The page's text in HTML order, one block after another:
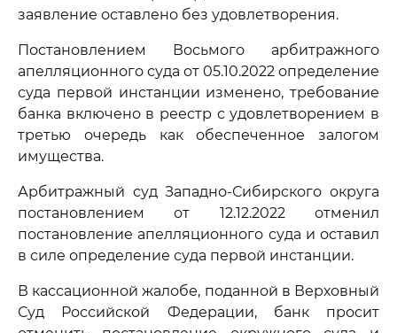
заявление оставлено без удовлетворения.
Постановлением Восьмого арбитражного
апелляционного суда от 05.10.2022 определение
суда первой инстанции изменено, требование
банка включено в реестр с удовлетворением в
третью очередь как обеспеченное залогом
имущества.
Арбитражный суд Западно-Сибирского округа
постановлением от 12.12.2022 отменил
постановление апелляционного суда и оставил
в силе определение суда первой инстанции.
В кассационной жалобе, поданной в Верховный
Суд Российской Федерации, банк просит